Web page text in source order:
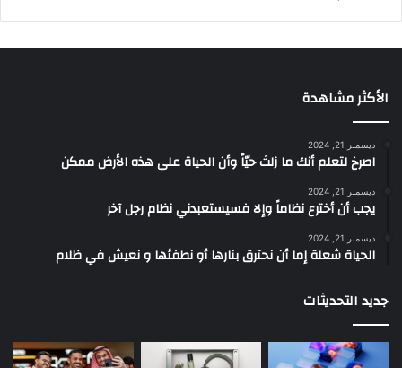
الأكثر مشاهدة
ديسمبر 21, 2024
‫اصرخ لتعلم أنك ما زلتَ حيّاً وأن الحياة على هذه الأرض ممكن
ديسمبر 21, 2024
يجب أن أخترع نظاماً وإلا فسيستعبدني نظام رجل آخر
ديسمبر 21, 2024
الحياة شعلة إما أن نحترق بنارها أو نطفئها و نعيش في ظلام
جديد التحديثات